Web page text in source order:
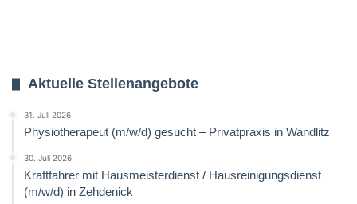
Aktuelle Stellenangebote
31. Juli 2026
Physiotherapeut (m/w/d) gesucht – Privatpraxis in Wandlitz
30. Juli 2026
Kraftfahrer mit Hausmeisterdienst / Hausreinigungsdienst
(m/w/d) in Zehdenick